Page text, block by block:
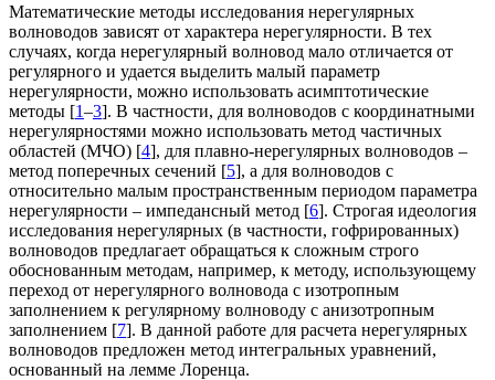
Математические методы исследования нерегулярных
волноводов зависят от характера нерегулярности. В тех
случаях, когда нерегулярный волновод мало отличается от
регулярного и удается выделить малый параметр
нерегулярности, можно использовать асимптотические
методы [1–3]. В частности, для волноводов с координатными
нерегулярностями можно использовать метод частичных
областей (МЧО) [4], для плавно-нерегулярных волноводов –
метод поперечных сечений [5], а для волноводов с
относительно малым пространственным периодом параметра
нерегулярности – импедансный метод [6]. Строгая идеология
исследования нерегулярных (в частности, гофрированных)
волноводов предлагает обращаться к сложным строго
обоснованным методам, например, к методу, использующему
переход от нерегулярного волновода с изотропным
заполнением к регулярному волноводу с анизотропным
заполнением [7]. В данной работе для расчета нерегулярных
волноводов предложен метод интегральных уравнений,
основанный на лемме Лоренца.